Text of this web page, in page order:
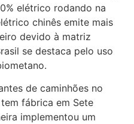
elétrico rodando na
chinês emite mais
devido à matriz
se destaca pelo uso
de caminhões no
fábrica em Sete
implementou um